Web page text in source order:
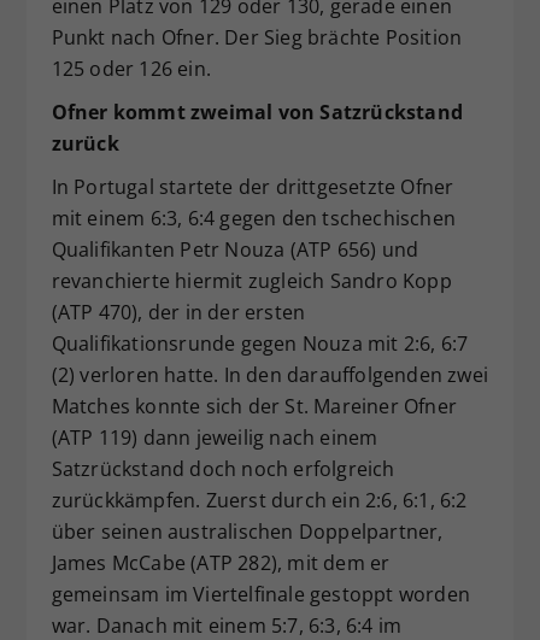
einen Platz von 129 oder 130, gerade einen
Punkt nach Ofner. Der Sieg brächte Position
125 oder 126 ein.
Ofner kommt zweimal von Satzrückstand
zurück
In Portugal startete der drittgesetzte Ofner
mit einem 6:3, 6:4 gegen den tschechischen
Qualifikanten Petr Nouza (ATP 656) und
revanchierte hiermit zugleich Sandro Kopp
(ATP 470), der in der ersten
Qualifikationsrunde gegen Nouza mit 2:6, 6:7
(2) verloren hatte. In den darauffolgenden zwei
Matches konnte sich der St. Mareiner Ofner
(ATP 119) dann jeweilig nach einem
Satzrückstand doch noch erfolgreich
zurückkämpfen. Zuerst durch ein 2:6, 6:1, 6:2
über seinen australischen Doppelpartner,
James McCabe (ATP 282), mit dem er
gemeinsam im Viertelfinale gestoppt worden
war. Danach mit einem 5:7, 6:3, 6:4 im